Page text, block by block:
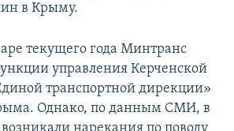
в Крыму.
текущего года Минтранс
управления Керченской
транспортной дирекции»
Однако, по данным СМИ, в